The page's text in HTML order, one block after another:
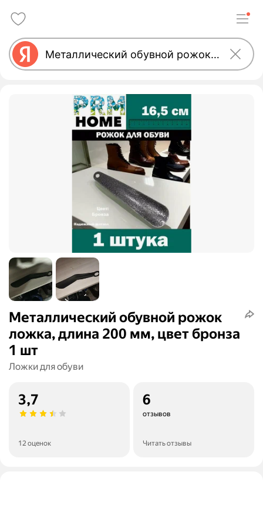
Металлический обувной рожок
ложка, длина 200 мм, цвет бронза
1 шт
Ложки для обуви
3,7
12 оценок
6
отзывов
Читать отзывы